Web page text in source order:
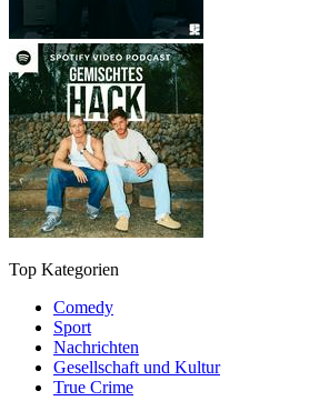
Top Kategorien
Comedy
Sport
Nachrichten
Gesellschaft und Kultur
True Crime